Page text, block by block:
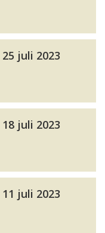
juli 2023
juli 2023
juli 2023